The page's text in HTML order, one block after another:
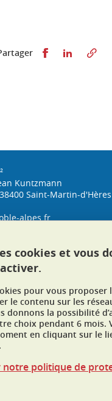
Partager sur
Kuntzmann
Saint-Martin-d'Hères
alpes.fr
cookies et vous
pour vous
le contenu sur les
donnons la possibilité
choix pendant 6 mois.
en cliquant sur le
notre politique de